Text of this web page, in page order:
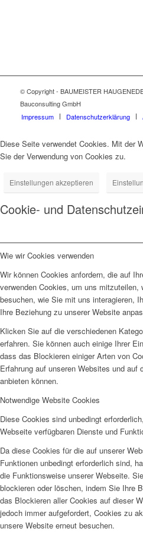
© Copyright - BAUMEISTER
Bauconsulting GmbH
Impressum
Datenschutzerklärung
Diese Seite verwendet Cookies. Mit der
Sie der Verwendung von Cookies zu.
Einstellungen akzeptieren
Cookie- und
Wie wir Cookies verwenden
Wir können Cookies anfordern, die auf
verwenden Cookies, um uns mitzuteilen,
besuchen, wie Sie mit uns interagieren,
Ihre Beziehung zu unserer Website
Klicken Sie auf die verschiedenen
erfahren. Sie können auch einige Ihrer
dass das Blockieren einiger Arten von
Erfahrung auf unseren Websites und auf
anbieten können.
Notwendige Website Cookies
Diese Cookies sind unbedingt
Webseite verfügbaren Dienste und
Da diese Cookies für die auf unserer
Funktionen unbedingt erforderlich sind,
die Funktionsweise unserer Webseite.
blockieren oder löschen, indem Sie Ihre
das Blockieren aller Cookies auf dieser
jedoch immer aufgefordert, Cookies zu
unsere Website erneut besuchen.